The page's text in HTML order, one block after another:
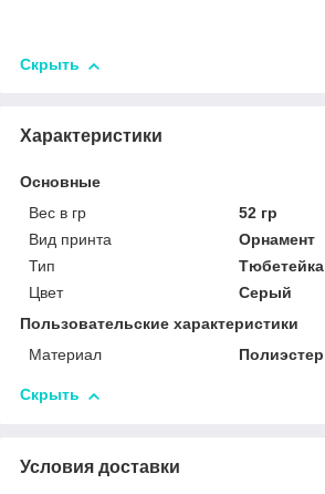
Скрыть
Характеристики
Основные
Вес в гр
52 гр
Вид принта
Орнамент
Тип
Тюбетейка
Цвет
Серый
Пользовательские характеристики
Материал
Полиэстер
Скрыть
Условия доставки